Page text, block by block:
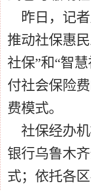
昨日，记
推动社保惠
社保”和“智
付社会保险
费模式。
社保经办
银行乌鲁木
式；依托各